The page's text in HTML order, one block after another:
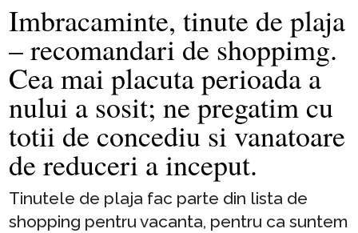
Imbracaminte, tinute de plaja
– recomandari de shoppimg.
Cea mai placuta perioada a
nului a sosit; ne pregatim cu
totii de concediu si vanatoare
de reduceri a inceput.
Tinutele de plaja fac parte din lista de
shopping pentru vacanta, pentru ca suntem